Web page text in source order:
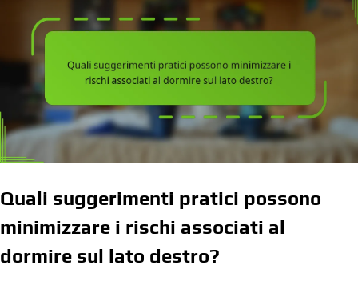
Quali suggerimenti pratici possono
minimizzare i rischi associati al
dormire sul lato destro?